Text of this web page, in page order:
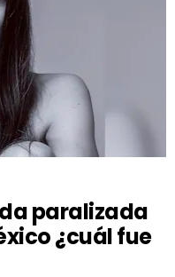
paralizada
¿cuál fue